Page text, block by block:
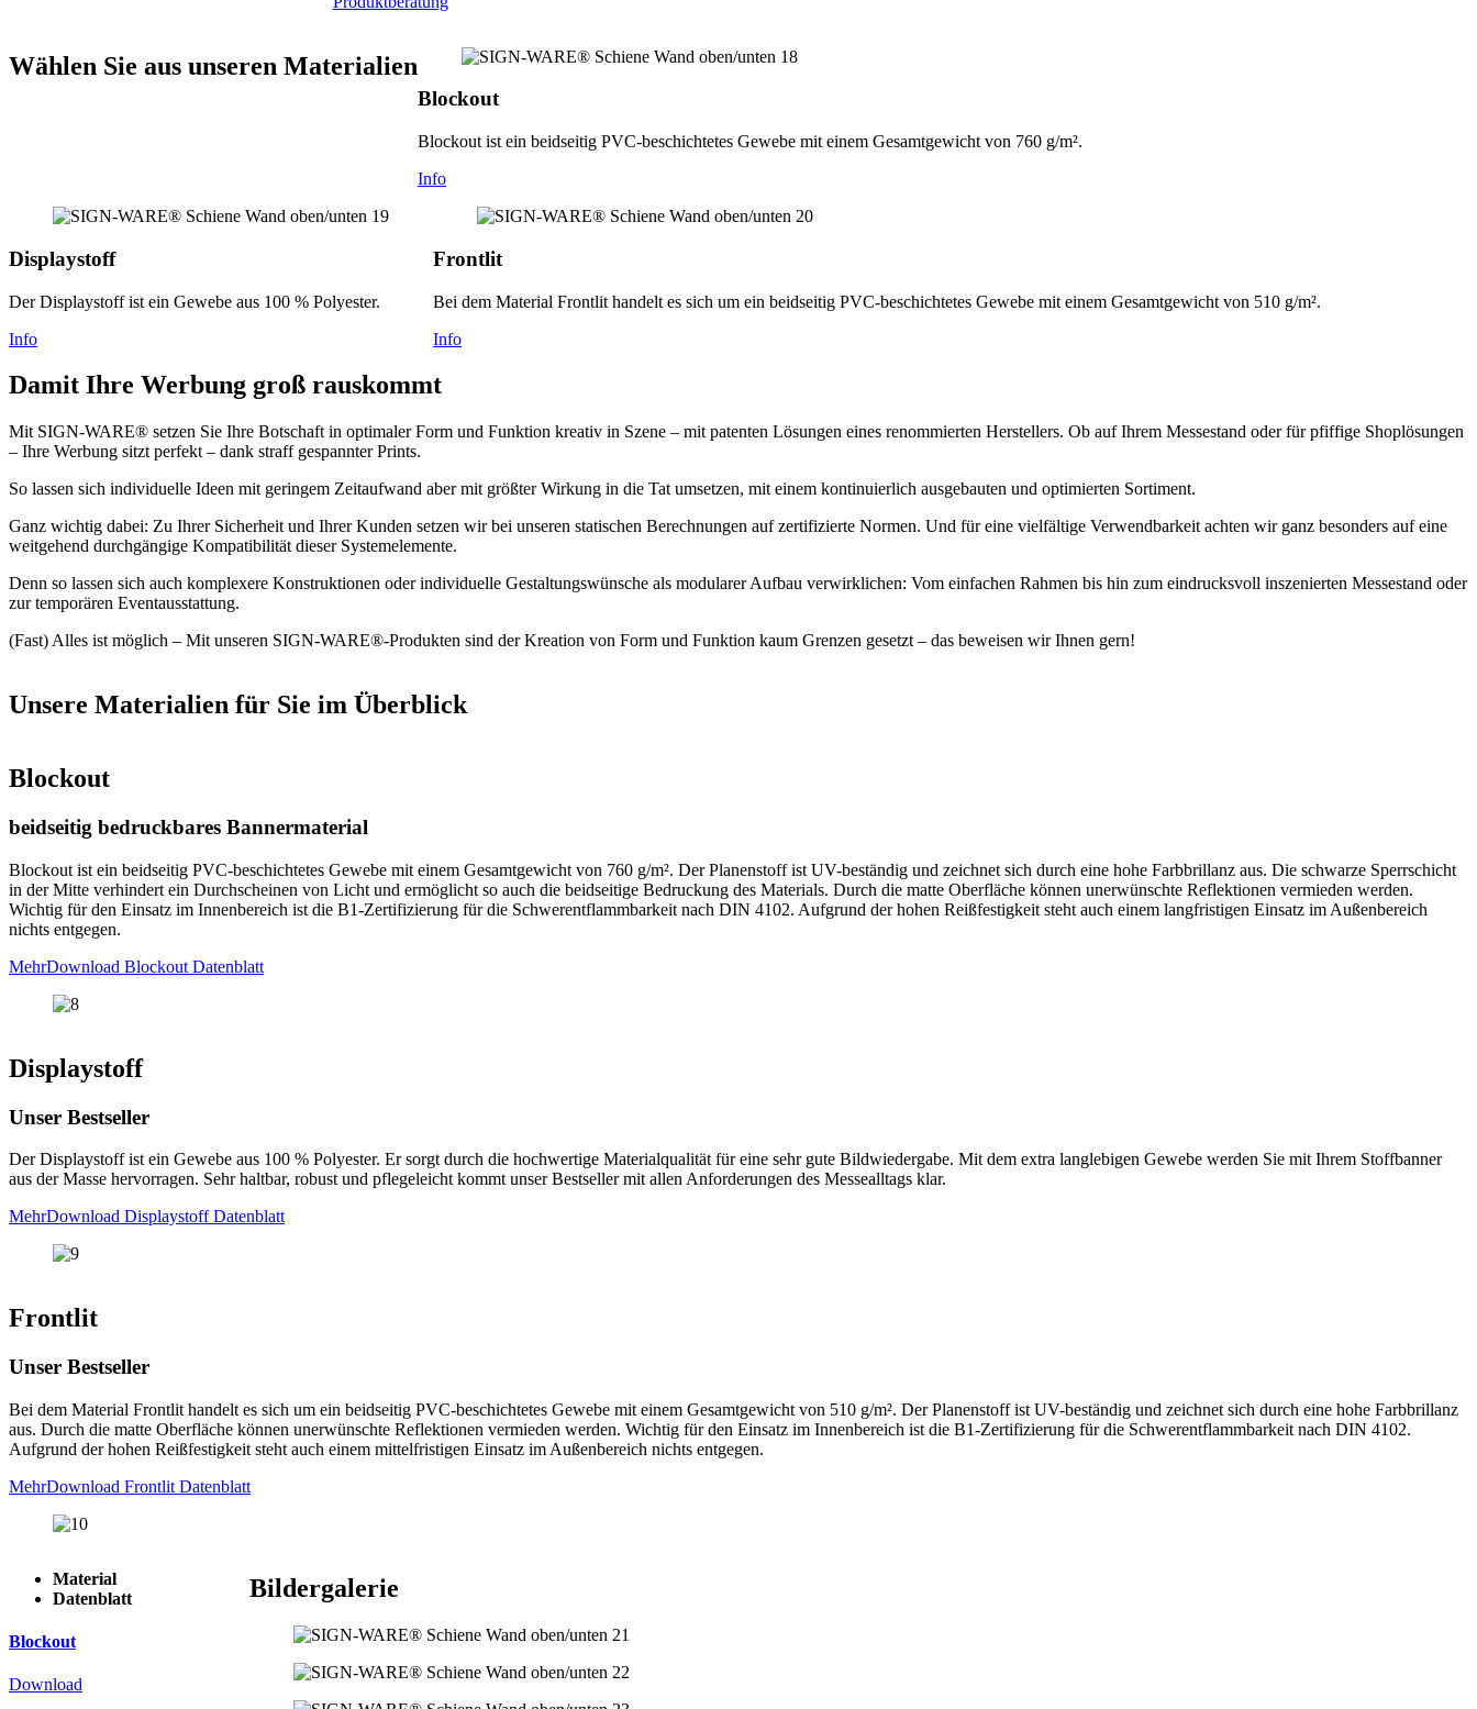
Wählen Sie aus unseren Materialien
Blockout
Blockout ist ein beidseitig PVC-beschichtetes Gewebe mit einem Gesamtgewicht von 760 g/m².
Info
Displaystoff
Der Displaystoff ist ein Gewebe aus 100 % Polyester.
Info
Frontlit
Bei dem Material Frontlit handelt es sich um ein beidseitig PVC-beschichtetes Gewebe mit einem Gesamtgewicht von 510 g/m².
Info
Damit Ihre Werbung groß rauskommt
Mit SIGN-WARE® setzen Sie Ihre Botschaft in optimaler Form und Funktion kreativ in Szene – mit patenten Lösungen eines renommierten Herstellers. Ob auf Ihrem Messestand oder für pfiffige Shoplösungen
– Ihre Werbung sitzt perfekt – dank straff gespannter Prints.
So lassen sich individuelle Ideen mit geringem Zeitaufwand aber mit größter Wirkung in die Tat umsetzen, mit einem kontinuierlich ausgebauten und optimierten Sortiment.
Ganz wichtig dabei: Zu Ihrer Sicherheit und Ihrer Kunden setzen wir bei unseren statischen Berechnungen auf zertifizierte Normen. Und für eine vielfältige Verwendbarkeit achten wir ganz besonders auf eine
weitgehend durchgängige Kompatibilität dieser Systemelemente.
Denn so lassen sich auch komplexere Konstruktionen oder individuelle Gestaltungswünsche als modularer Aufbau verwirklichen: Vom einfachen Rahmen bis hin zum eindrucksvoll inszenierten Messestand oder
zur temporären Eventausstattung.
(Fast) Alles ist möglich – Mit unseren SIGN-WARE®-Produkten sind der Kreation von Form und Funktion kaum Grenzen gesetzt – das beweisen wir Ihnen gern!
Unsere Materialien für Sie im Überblick
Blockout
beidseitig bedruckbares Bannermaterial
Blockout ist ein beidseitig PVC-beschichtetes Gewebe mit einem Gesamtgewicht von 760 g/m². Der Planenstoff ist UV-beständig und zeichnet sich durch eine hohe Farbbrillanz aus. Die schwarze Sperrschicht
in der Mitte verhindert ein Durchscheinen von Licht und ermöglicht so auch die beidseitige Bedruckung des Materials. Durch die matte Oberfläche können unerwünschte Reflektionen vermieden werden.
Wichtig für den Einsatz im Innenbereich ist die B1-Zertifizierung für die Schwerentflammbarkeit nach DIN 4102. Aufgrund der hohen Reißfestigkeit steht auch einem langfristigen Einsatz im Außenbereich
nichts entgegen.
MehrDownload Blockout Datenblatt
Displaystoff
Unser Bestseller
Der Displaystoff ist ein Gewebe aus 100 % Polyester. Er sorgt durch die hochwertige Materialqualität für eine sehr gute Bildwiedergabe. Mit dem extra langlebigen Gewebe werden Sie mit Ihrem Stoffbanner
aus der Masse hervorragen. Sehr haltbar, robust und pflegeleicht kommt unser Bestseller mit allen Anforderungen des Messealltags klar.
MehrDownload Displaystoff Datenblatt
Frontlit
Unser Bestseller
Bei dem Material Frontlit handelt es sich um ein beidseitig PVC-beschichtetes Gewebe mit einem Gesamtgewicht von 510 g/m². Der Planenstoff ist UV-beständig und zeichnet sich durch eine hohe Farbbrillanz
aus. Durch die matte Oberfläche können unerwünschte Reflektionen vermieden werden. Wichtig für den Einsatz im Innenbereich ist die B1-Zertifizierung für die Schwerentflammbarkeit nach DIN 4102.
Aufgrund der hohen Reißfestigkeit steht auch einem mittelfristigen Einsatz im Außenbereich nichts entgegen.
MehrDownload Frontlit Datenblatt
Material
Datenblatt
Blockout
Download
Bildergalerie